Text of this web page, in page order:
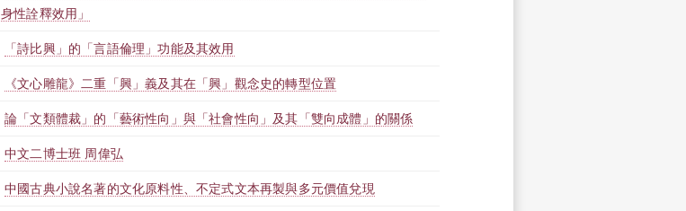
身性詮釋效用」
「詩比興」的「言語倫理」功能及其效用
《文心雕龍》二重「興」義及其在「興」觀念史的轉型位置
論「文類體裁」的「藝術性向」與「社會性向」及其「雙向成體」的關係
中文二博士班 周偉弘
中國古典小說名著的文化原料性、不定式文本再製與多元價值兌現